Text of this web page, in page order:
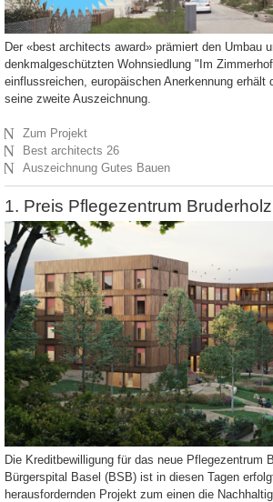
Der «best architects award» prämiert den Umbau
denkmalgeschützten Wohnsiedlung "Im
einflussreichen, europäischen Anerkennung erhält
seine zweite Auszeichnung.
N Zum Projekt
N Best architects 26
N Auszeichnung Gutes Bauen
1. Preis Pflegezentrum Bruderholz
Die Kreditbewilligung für das neue Pflegezentrum
Bürgerspital Basel (BSB) ist in diesen Tagen
herausfordernden Projekt zum einen die